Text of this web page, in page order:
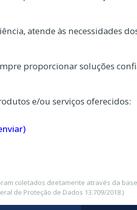
atende às necessidades
proporcionar soluções
e/ou serviços oferecidos:
coletados diretamente através da base
de Proteção de Dados 13.709/2018 )